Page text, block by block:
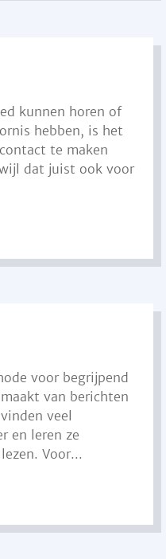
kunnen horen of
hebben, is het
te maken
dat juist ook voor
voor begrijpend
van berichten
veel
en leren ze
Voor...